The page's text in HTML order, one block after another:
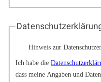
Hinweis zur
Ich habe die
dass meine Angaben und